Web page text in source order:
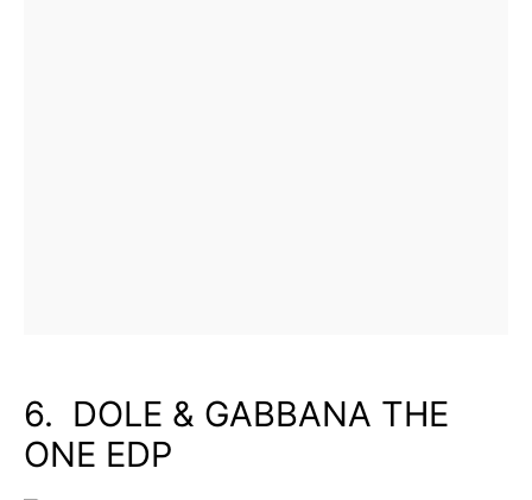
6. DOLE & GABBANA THE
ONE EDP